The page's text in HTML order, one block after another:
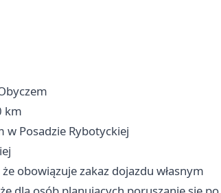
km
Posadzie Rybotyckiej
obowiązuje zakaz dojazdu własnym